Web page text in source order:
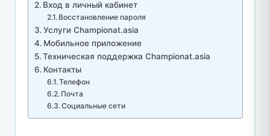
Вход в личный кабинет
Восстановление пароля
Услуги Championat.asia
Мобильное приложение
Техническая поддержка Championat.asia
Контакты
Телефон
Почта
Социальные сети